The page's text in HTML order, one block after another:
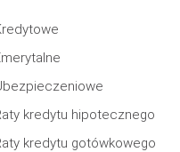
kredytu hipotecznego
kredytu gotówkowego